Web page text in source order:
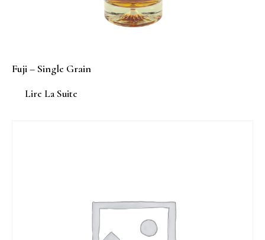
Fuji – Single Grain
Lire La Suite